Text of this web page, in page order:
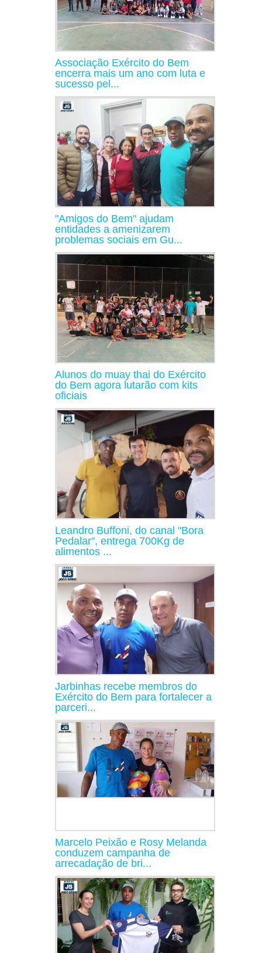
Associação Exército do Bem
encerra mais um ano com luta e
sucesso pel...
"Amigos do Bem" ajudam
entidades a amenizarem
problemas sociais em Gu...
Alunos do muay thai do Exército
do Bem agora lutarão com kits
oficiais
Leandro Buffoni, do canal "Bora
Pedalar", entrega 700Kg de
alimentos ...
Jarbinhas recebe membros do
Exército do Bem para fortalecer a
parceri...
Marcelo Peixão e Rosy Melanda
conduzem campanha de
arrecadação de bri...